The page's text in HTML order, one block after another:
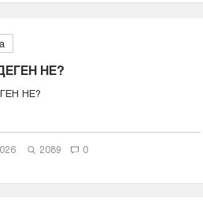
НЕ?
НЕ?
2089 0